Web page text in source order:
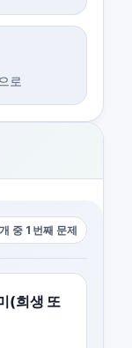
로
중 1번째 문제
(희생 또